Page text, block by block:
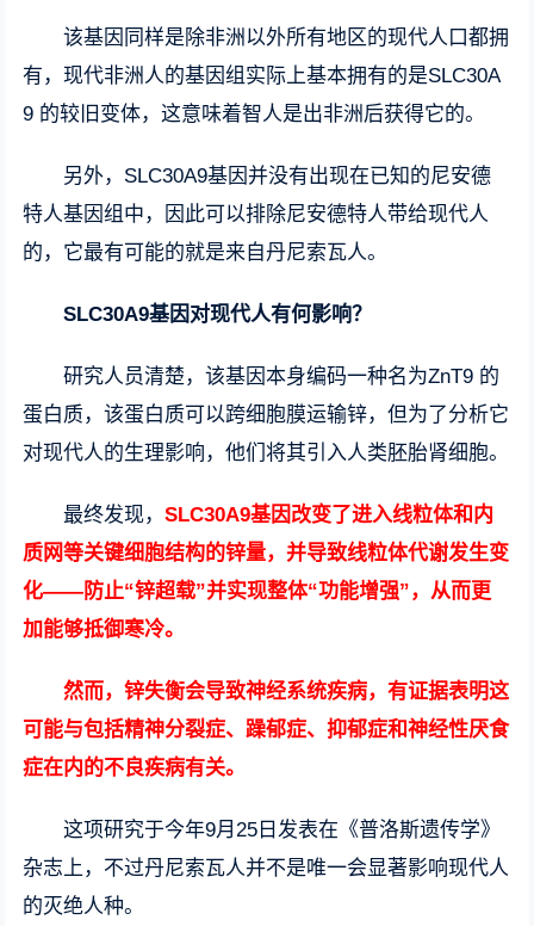
该基因同样是除非洲以外所有地区的现代人口都拥
有，现代非洲人的基因组实际上基本拥有的是SLC30A
9 的较旧变体，这意味着智人是出非洲后获得它的。
另外，SLC30A9基因并没有出现在已知的尼安德
特人基因组中，因此可以排除尼安德特人带给现代人
的，它最有可能的就是来自丹尼索瓦人。
SLC30A9基因对现代人有何影响？
研究人员清楚，该基因本身编码一种名为ZnT9 的
蛋白质，该蛋白质可以跨细胞膜运输锌，但为了分析它
对现代人的生理影响，他们将其引入人类胚胎肾细胞。
最终发现，SLC30A9基因改变了进入线粒体和内
质网等关键细胞结构的锌量，并导致线粒体代谢发生变
化——防止“锌超载”并实现整体“功能增强”，从而更
加能够抵御寒冷。
然而，锌失衡会导致神经系统疾病，有证据表明这
可能与包括精神分裂症、躁郁症、抑郁症和神经性厌食
症在内的不良疾病有关。
这项研究于今年9月25日发表在《普洛斯遗传学》
杂志上，不过丹尼索瓦人并不是唯一会显著影响现代人
的灭绝人种。